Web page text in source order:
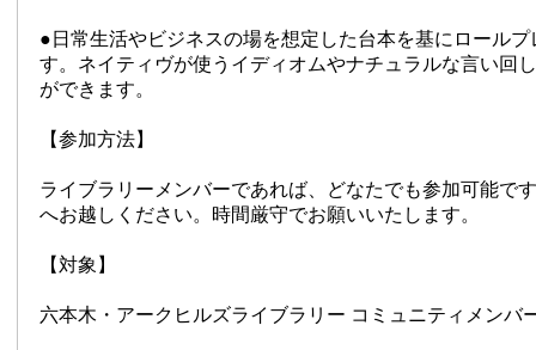
●日常生活やビジネスの場を想定した台本を基にロール
す。ネイティヴが使うイディオムやナチュラルな言い回
ができます。
【参加方法】
ライブラリーメンバーであれば、どなたでも参加可能で
へお越しください。時間厳守でお願いいたします。
【対象】
六本木・アークヒルズライブラリー コミュニティメンバ